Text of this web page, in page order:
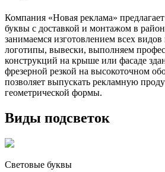
Компания «Новая реклама»
буквы с доставкой и монтажом в
занимаемся изготовлением всех
логотипы, вывески, выполняем
конструкций на крыше или фасаде
фрезерной резкой на высокоточном
позволяет выпускать рекламную
геометрической формы.
Виды подсветок
Световые буквы